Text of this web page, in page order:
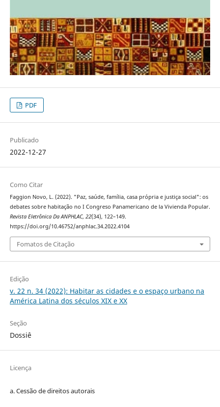
PDF
Publicado
2022-12-27
Como Citar
Faggion Novo, L. (2022). "Paz, saúde, família, casa própria e justiça social": os
debates sobre habitação no I Congreso Panamericano de la Vivienda Popular.
Revista Eletrônica Da ANPHLAC, 22(34), 122–149.
https://doi.org/10.46752/anphlac.34.2022.4104
Fomatos de Citação
Edição
v. 22 n. 34 (2022): Habitar as cidades e o espaço urbano na
América Latina dos séculos XIX e XX
Seção
Dossiê
Licença
a. Cessão dedireitosautorais